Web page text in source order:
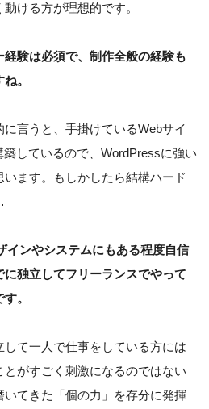
ける方が理想的です。
験は必須で、制作全般の経験も
。
言うと、手掛けているWebサイ
築しているので、WordPressに強い
ます。もしかしたら結構ハード
インやシステムにもある程度自信
独立してフリーランスでやって
。
て一人で仕事をしている方には
とがすごく刺激になるのではない
てきた「個の力」を存分に発揮